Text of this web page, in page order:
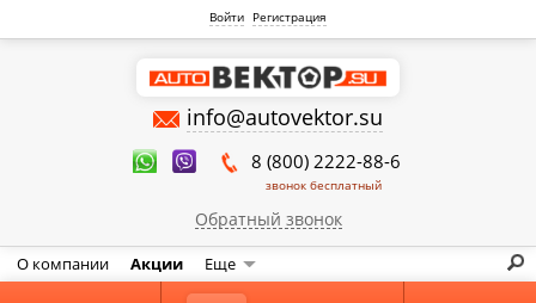
Войти Регистрация
info@autovektor.su
8 (800) 2222-88-6
звонок бесплатный
Обратный звонок
О компании Акции Еще